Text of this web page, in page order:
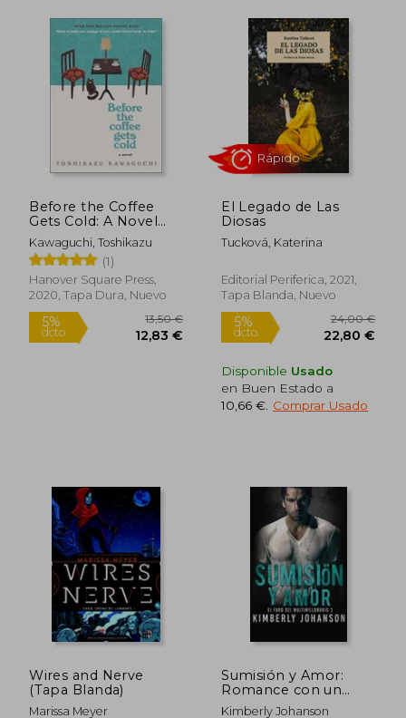
5% 5%
dcto.
dcto. 9,98 € dcto.
Rápido
Before the Coffee
Gets Cold: A Novel
(Before the Coffee
Gets Cold Series, 1)
(en Inglés)
Kawaguchi, Toshikazu
(1)
Hanover Square Press,
2020, Tapa Dura, Nuevo
El Legado de Las
Diosas
Tucková, Katerina
Editorial Periferica, 2021,
Tapa Blanda, Nuevo
Disponible Usado
en Buen Estado a
10,66 € Comprar Usado
Wires and Nerve
(Tapa Blanda)
Marissa Meyer
Sumisión y Amor:
Romance con un
Multimillonario (3) (el
Kimberly Johanson